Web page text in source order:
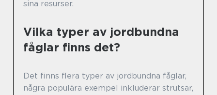
sina resurser.
Vilka typer av jordbundna
fåglar finns det?
Det finns flera typer av jordbundna fåglar,
några populära exempel inkluderar strutsar,